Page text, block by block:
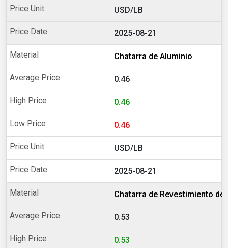
USD/LB
2025-08-21
Chatarra de Aluminio
0.46
0.46
0.46
USD/LB
2025-08-21
Chatarra de Revestimiento de
0.53
0.53